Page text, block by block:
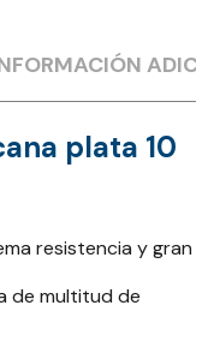
plata 10
resistencia y gran
de multitud de